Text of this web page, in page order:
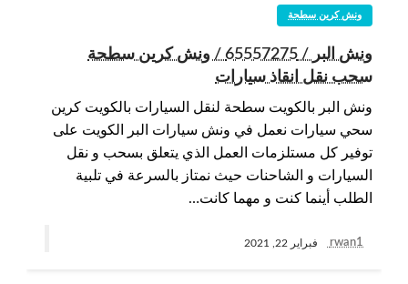
ونش كرين سطحة
ونش البر / 65557275 / ونش كرين سطحة
سحب نقل انقاذ سيارات
ونش البر بالكويت سطحة لنقل السيارات بالكويت كرين
سحي سيارات نعمل في ونش سيارات البر الكويت على
توفير كل مستلزمات العمل الذي يتعلق بسحب و نقل
السيارات و الشاحنات حيث نمتاز بالسرعة في تلبية
الطلب أينما كنت و مهما كانت…
rwan1 فبراير 22, 2021